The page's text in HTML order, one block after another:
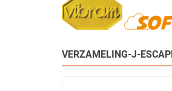
VERZAMELING-J-